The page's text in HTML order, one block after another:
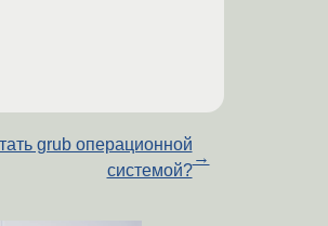
grub операционной
системой?
→